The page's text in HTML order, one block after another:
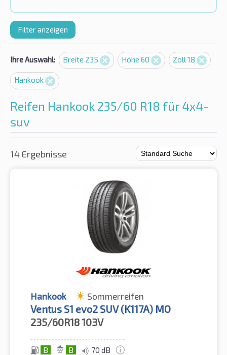
Filter anzeigen
Ihre Auswahl: Breite 235 Höhe 60 Zoll 18
Hankook
Reifen Hankook 235/60 R18 für 4x4-
suv
14 Ergebnisse
Hankook Sommerreifen
Ventus S1 evo2 SUV (K117A) MO
235/60R18103V
B B 70 dB